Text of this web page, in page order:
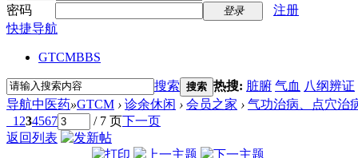
密码
登录
注册
快捷导航
GTCMBBS
搜索 搜索 热搜: 脏腑 气血 八纲辨证
导航中医药»GTCM › 诊余休闲 › 会员之家 › 气功治病、点穴治
1 234567 / 7 页下一页
返回列表